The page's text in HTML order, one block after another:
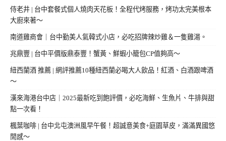
侍老井 | 台中套餐式個人燒肉天花板！全程代烤服務，烤功太完美根本
大廚來著～
南道雞商會｜台中勤美人氣韓式小店，必吃招牌辣炒雞＆一隻雞湯。
兆鼎豐 | 台中平價版鼎泰豐！蟹黃、鮮蝦小籠包CP值夠高～
紐西蘭酒 推薦 | 網評推薦10種紐西蘭必喝大人飲品！紅酒、白酒跟啤酒
～
漢來海港台中店｜2025最新吃到飽評價，必吃海鮮、生魚片、牛排與甜
點一次看！
楓葉咖啡 | 台中北屯澳洲風早午餐！超誠意美食+庭園草皮，滿滿異國悠
閒感～